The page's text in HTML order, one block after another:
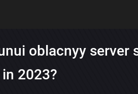
oblacnyy server
2023?